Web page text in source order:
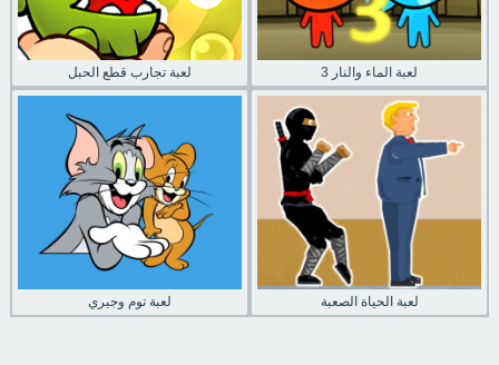
لعبة تجارب قطع الحبل لعبة الماء والنار 3
لعبة توم وجيري لعبة الحياة الصعبة